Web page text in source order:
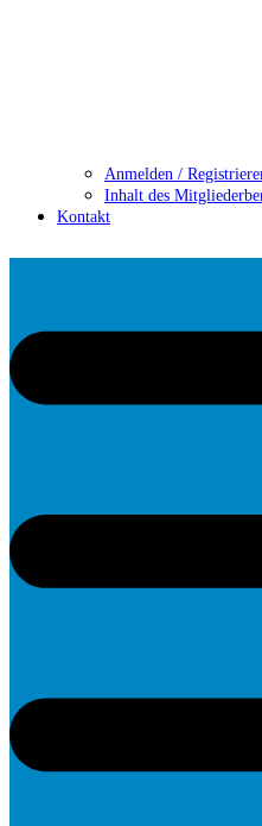
Anmelden /
Inhalt des
Kontakt